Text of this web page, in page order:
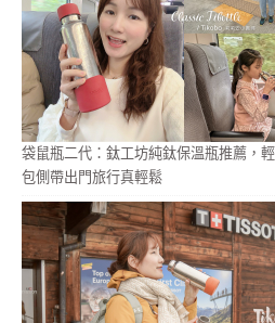
袋鼠瓶二代：鈦工坊純鈦保溫瓶推薦，
包側帶出門旅行真輕鬆